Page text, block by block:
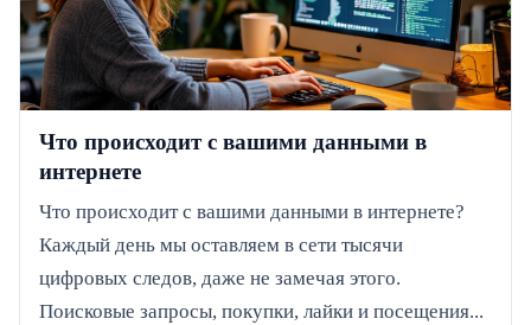
Что происходит с вашими данными в
интернете
Что происходит с вашими данными в интернете?
Каждый день мы оставляем в сети тысячи
цифровых следов, даже не замечая этого.
Поисковые запросы, покупки, лайки и посещения...